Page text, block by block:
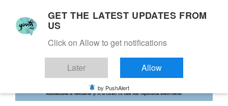
GET THE LATEST UPDATES FROM
US
Click on Allow to get notifications
Later Allow
by PushAlert